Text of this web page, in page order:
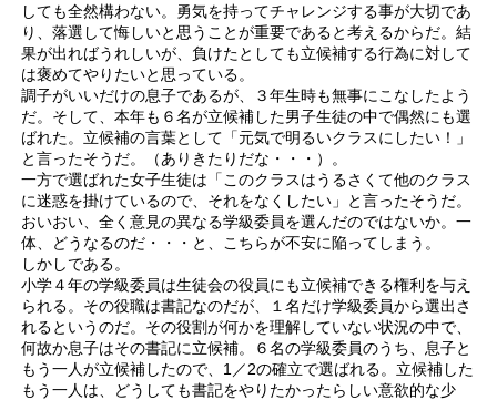
しても全然構わない。勇気を持ってチャレンジする事が大切であ
り、落選して悔しいと思うことが重要であると考えるからだ。結
果が出ればうれしいが、負けたとしても立候補する行為に対して
は褒めてやりたいと思っている。
調子がいいだけの息子であるが、３年生時も無事にこなしたよう
だ。そして、本年も６名が立候補した男子生徒の中で偶然にも選
ばれた。立候補の言葉として「元気で明るいクラスにしたい！」
と言ったそうだ。（ありきたりだな・・・）。
一方で選ばれた女子生徒は「このクラスはうるさくて他のクラス
に迷惑を掛けているので、それをなくしたい」と言ったそうだ。
おいおい、全く意見の異なる学級委員を選んだのではないか。一
体、どうなるのだ・・・と、こちらが不安に陥ってしまう。
しかしである。
小学４年の学級委員は生徒会の役員にも立候補できる権利を与え
られる。その役職は書記なのだが、１名だけ学級委員から選出さ
れるというのだ。その役割が何かを理解していない状況の中で、
何故か息子はその書記に立候補。６名の学級委員のうち、息子と
もう一人が立候補したので、1／2の確立で選ばれる。立候補した
もう一人は、どうしても書記をやりたかったらしい意欲的な少